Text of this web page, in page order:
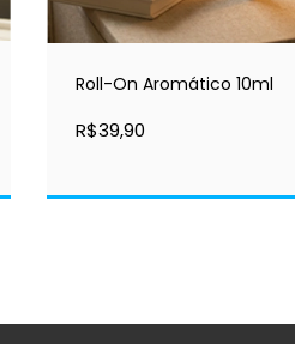
Roll-On Aromático 10ml
R$39,90